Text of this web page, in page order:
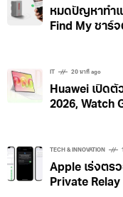
หมดปัญหาทำ
Find My ชาร์
20 นาที ago
Huawei เปิดตั
2026, Watch
TECH & INNOVATION
Apple เร่งตร
Private